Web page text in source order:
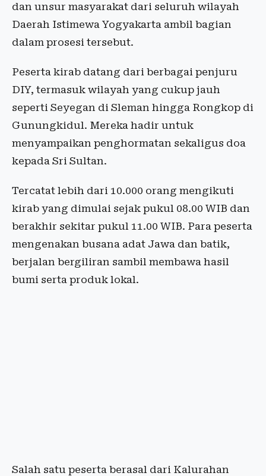
dan unsur masyarakat dari seluruh wilayah
Daerah Istimewa Yogyakarta ambil bagian
dalam prosesi tersebut.
Peserta kirab datang dari berbagai penjuru
DIY, termasuk wilayah yang cukup jauh
seperti Seyegan di Sleman hingga Rongkop di
Gunungkidul. Mereka hadir untuk
menyampaikan penghormatan sekaligus doa
kepada Sri Sultan.
Tercatat lebih dari 10.000 orang mengikuti
kirab yang dimulai sejak pukul 08.00 WIB dan
berakhir sekitar pukul 11.00 WIB. Para peserta
mengenakan busana adat Jawa dan batik,
berjalan bergiliran sambil membawa hasil
bumi serta produk lokal.
Salah satu peserta berasal dari Kalurahan